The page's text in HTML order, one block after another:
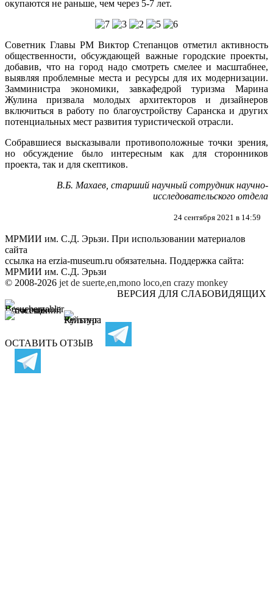
окупаются не раньше, чем через 5-7 лет.
Советник Главы РМ Виктор Степанцов отметил активность
общественности, обсуждающей важные городские проекты,
добавив, что на город надо смотреть смелее и масштабнее,
выявляя проблемные места и ресурсы для их модернизации.
Замминистра экономики, завкафедрой туризма Марина
Жулина призвала молодых архитекторов и дизайнеров
включиться в работу по благоустройству Саранска и других
потенциальных мест развития туристической отрасли.
Собравшиеся высказывали противоположные точки зрения,
но обсуждение было интересным как для сторонников
проекта, так и для скептиков.
В.Б. Махаев, старший научный сотрудник научно-
исследовательского отдела
24 сентября 2021 в 14:59
МРМИИ им. С.Д. Эрьзи. При использовании материалов
сайта
ссылка на erzia-museum.ru обязательна. Поддержка сайта:
МРМИИ им. С.Д. Эрьзи
© 2008-2026 jet de suerte,en,mono loco,en crazy monkey
ВЕРСИЯ ДЛЯ СЛАБОВИДЯЩИХ
ОСТАВИТЬ ОТЗЫВ